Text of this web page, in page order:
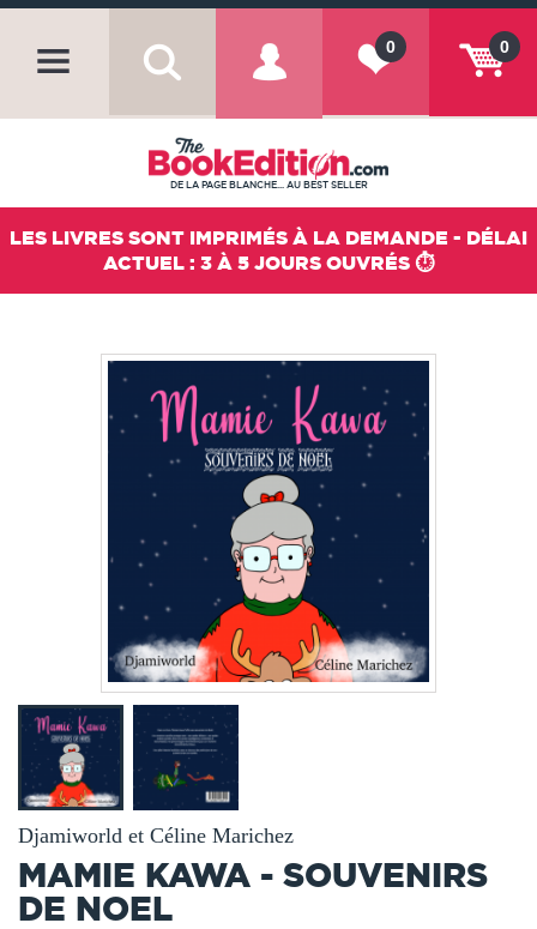
0
0
DE LA PAGE BLANCHE... AU BEST SELLER
LES LIVRES SONT IMPRIMÉS À LA DEMANDE - DÉLAI
ACTUEL : 3 À 5 JOURS OUVRÉS ⏱️
Djamiworld et Céline Marichez
MAMIE KAWA - SOUVENIRS
DE NOEL